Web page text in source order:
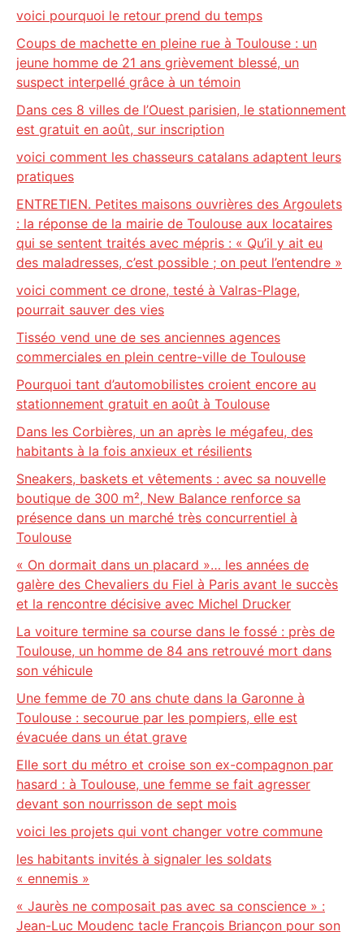
voici pourquoi le retour prend du temps
Coups de machette en pleine rue à Toulouse : un
jeune homme de 21 ans grièvement blessé, un
suspect interpellé grâce à un témoin
Dans ces 8 villes de l’Ouest parisien, le stationnement
est gratuit en août, sur inscription
voici comment les chasseurs catalans adaptent leurs
pratiques
ENTRETIEN. Petites maisons ouvrières des Argoulets
: la réponse de la mairie de Toulouse aux locataires
qui se sentent traités avec mépris : « Qu’il y ait eu
des maladresses, c’est possible ; on peut l’entendre »
voici comment ce drone, testé à Valras-Plage,
pourrait sauver des vies
Tisséo vend une de ses anciennes agences
commerciales en plein centre-ville de Toulouse
Pourquoi tant d’automobilistes croient encore au
stationnement gratuit en août à Toulouse
Dans les Corbières, un an après le mégafeu, des
habitants à la fois anxieux et résilients
Sneakers, baskets et vêtements : avec sa nouvelle
boutique de 300 m², New Balance renforce sa
présence dans un marché très concurrentiel à
Toulouse
« On dormait dans un placard »… les années de
galère des Chevaliers du Fiel à Paris avant le succès
et la rencontre décisive avec Michel Drucker
La voiture termine sa course dans le fossé : près de
Toulouse, un homme de 84 ans retrouvé mort dans
son véhicule
Une femme de 70 ans chute dans la Garonne à
Toulouse : secourue par les pompiers, elle est
évacuée dans un état grave
Elle sort du métro et croise son ex-compagnon par
hasard : à Toulouse, une femme se fait agresser
devant son nourrisson de sept mois
voici les projets qui vont changer votre commune
les habitants invités à signaler les soldats
« ennemis »
« Jaurès ne composait pas avec sa conscience » :
Jean-Luc Moudenc tacle François Briançon pour son